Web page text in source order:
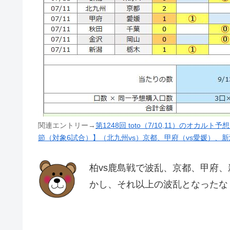
関連エントリー→ 第1248回 toto（7/10,11）のオカルト予
節（対象6試合）】（北九州vs）京都、甲府（vs愛媛）、
柏vs鹿島戦で波乱、京都、甲府
かし、それ以上の波乱となった